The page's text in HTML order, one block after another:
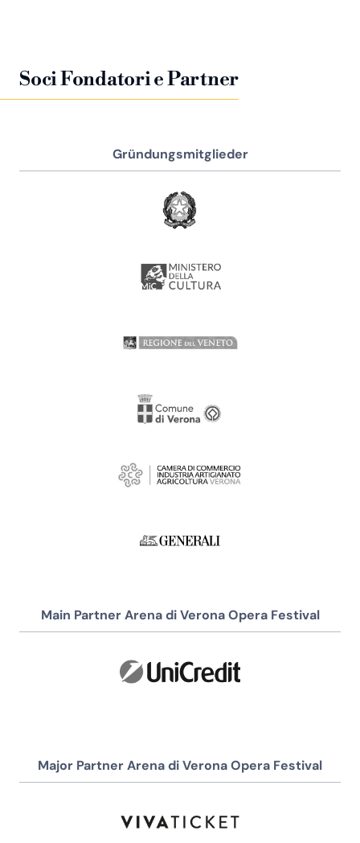
Soci Fondatori e Partner
Gründungsmitglieder
Main Partner Arena di Verona Opera Festival
Major Partner Arena di Verona Opera Festival